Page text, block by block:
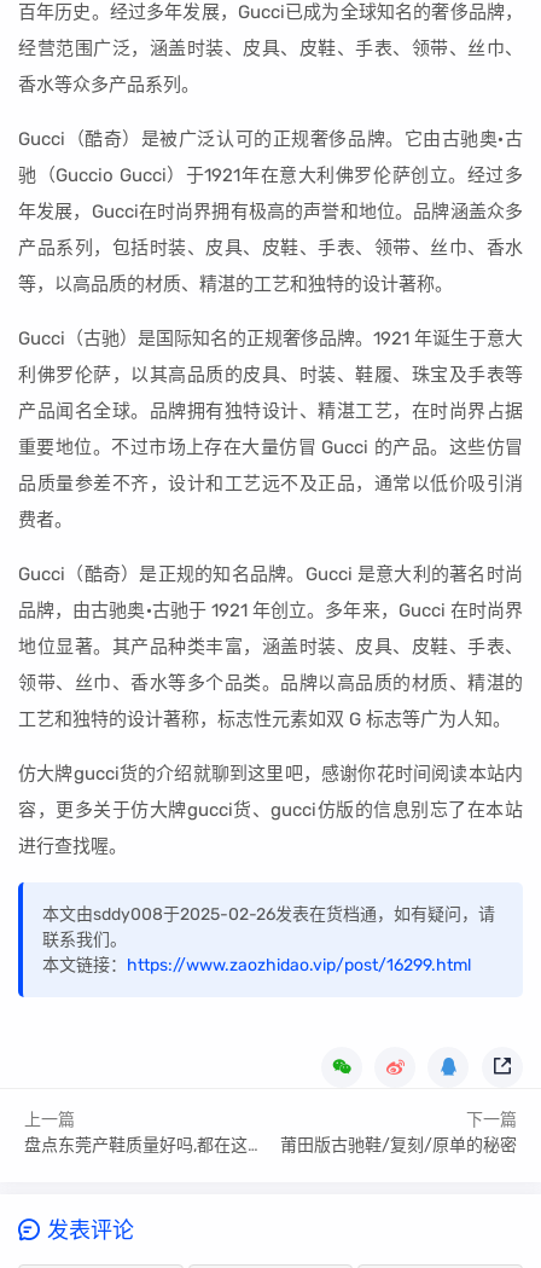
百年历史。经过多年发展，Gucci已成为全球知名的奢侈品牌，
经营范围广泛，涵盖时装、皮具、皮鞋、手表、领带、丝巾、
香水等众多产品系列。
Gucci（酷奇）是被广泛认可的正规奢侈品牌。它由古驰奥·古
驰（Guccio Gucci）于1921年在意大利佛罗伦萨创立。经过多
年发展，Gucci在时尚界拥有极高的声誉和地位。品牌涵盖众多
产品系列，包括时装、皮具、皮鞋、手表、领带、丝巾、香水
等，以高品质的材质、精湛的工艺和独特的设计著称。
Gucci（古驰）是国际知名的正规奢侈品牌。1921 年诞生于意大
利佛罗伦萨，以其高品质的皮具、时装、鞋履、珠宝及手表等
产品闻名全球。品牌拥有独特设计、精湛工艺，在时尚界占据
重要地位。不过市场上存在大量仿冒 Gucci 的产品。这些仿冒
品质量参差不齐，设计和工艺远不及正品，通常以低价吸引消
费者。
Gucci（酷奇）是正规的知名品牌。Gucci 是意大利的著名时尚
品牌，由古驰奥·古驰于 1921 年创立。多年来，Gucci 在时尚界
地位显著。其产品种类丰富，涵盖时装、皮具、皮鞋、手表、
领带、丝巾、香水等多个品类。品牌以高品质的材质、精湛的
工艺和独特的设计著称，标志性元素如双 G 标志等广为人知。
仿大牌gucci货的介绍就聊到这里吧，感谢你花时间阅读本站内
容，更多关于仿大牌gucci货、gucci仿版的信息别忘了在本站
进行查找喔。
本文由sddy008于2025-02-26发表在货档通，如有疑问，请
联系我们。
本文链接： https://www.zaozhidao.vip/post/16299.html
上一篇
盘点东莞产鞋质量好吗,都在这里✔收藏吧
下一篇
莆田版古驰鞋/复刻/原单的秘密
发表评论